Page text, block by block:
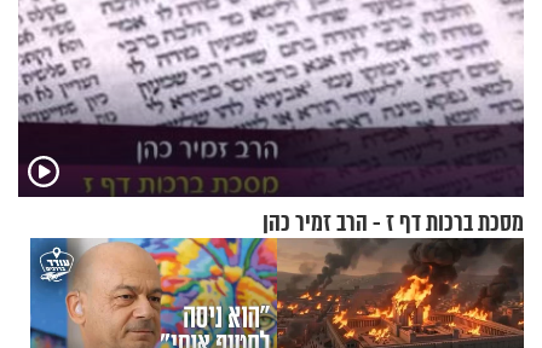
מסכת ברכות דף ז - הרב זמיר כהן